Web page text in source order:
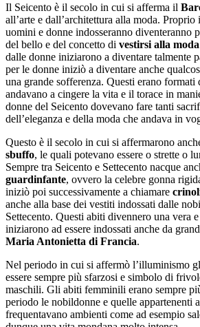
Il Seicento è il secolo in cui si afferma il
all’arte e dall’architettura alla moda.
uomini e donne indosseranno diventeranno
del bello e del concetto di vestirsi alla moda
dalle donne iniziarono a diventare talmente
per le donne iniziò a diventare anche
una grande sofferenza. Questi erano
andavano a cingere la vita e il torace in
donne del Seicento dovevano fare tanti
dell’eleganza e della moda che andava in
Questo è il secolo in cui si affermarono
sbuffo, le quali potevano essere o strette o
Sempre tra Seicento e Settecento nacque
guardinfante, ovvero la celebre gonna
iniziò poi successivamente a chiamare
anche alla base dei vestiti indossati dalle
Settecento. Questi abiti divennero una vera
iniziarono ad essere indossati anche da
Maria Antonietta di Francia.
Nel periodo in cui si affermò l’illuminismo
essere sempre più sfarzosi e simbolo di
maschili. Gli abiti femminili erano sempre
periodo le nobildonne e quelle appartenenti
frequentavano ambienti come ad esempio